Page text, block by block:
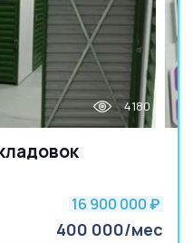
4180
16 900 000 ₽
400 000/мес